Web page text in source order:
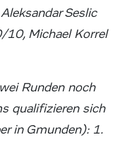
Seslic
Michael Korrel
Runden noch
qualifizieren sich
in Gmunden): 1.